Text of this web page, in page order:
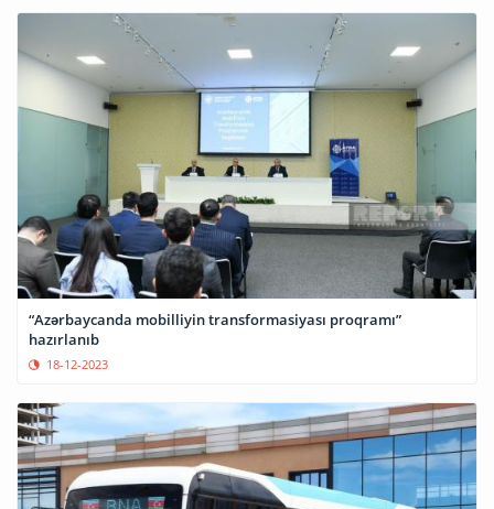
“Azərbaycanda mobilliyin transformasiyası proqramı”
hazırlanıb
18-12-2023